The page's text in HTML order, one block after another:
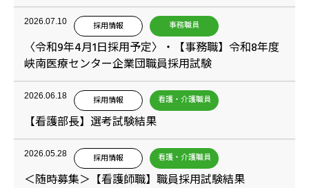
2026.07.10 採用情報 事務職員
〈令和9年4月1日採用予定〉・【事務職】令和8年度
峡南医療センター企業団職員採用試験
2026.06.18 採用情報 看護・介護職員
【看護部長】選考試験結果
2026.05.28 採用情報 看護・介護職員
＜随時募集＞【看護師職】職員採用試験結果